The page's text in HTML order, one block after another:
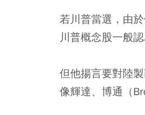
若川普當選，由
川普概念股一般
但他揚言要對陸
像輝達、博通（